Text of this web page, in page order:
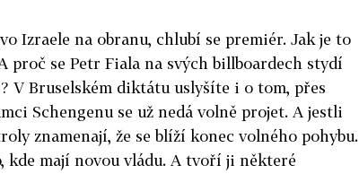
Izraele na obranu, chlubí se premiér. Jak je to
proč se Petr Fiala na svých billboardech stydí
V Bruselském diktátu uslyšíte i o tom, přes
Schengenu se už nedá volně projet. A jestli
znamenají, že se blíží konec volného pohybu.
kde mají novou vládu. A tvoří ji některé